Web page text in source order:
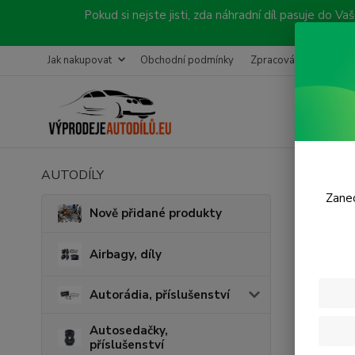
Pokud si nejste jisti, zda náhradní díl pasuje do
Jak nakupovat Obchodní podmínky Zpracování objednávky
AUTODÍLY
Nově přidané produkty
Airbagy, díly
Autorádia, příslušenství
Autosedačky,
příslušenství